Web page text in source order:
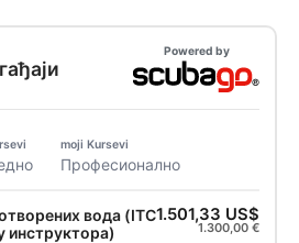
Powered by
moji Kursevi
Професионално
вода (ITC
инструктора)
1.501,33 US$
1.300,00 €